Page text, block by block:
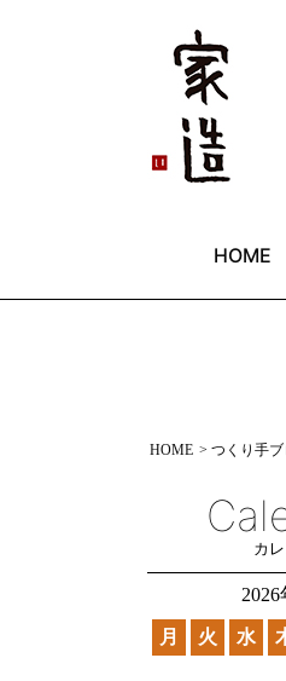
HOME
HOME > つくり手
カ
2026
月 火 水